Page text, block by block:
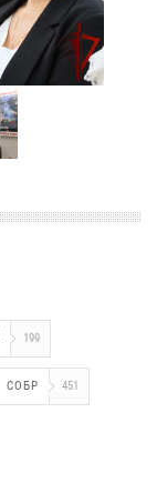
199
СОБР 451